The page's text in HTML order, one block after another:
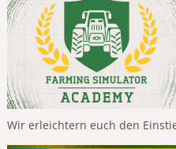
Wir erleichtern euch den